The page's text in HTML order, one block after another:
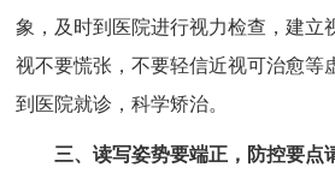
象，及时到医院进行视力检查，建立
视不要慌张，不要轻信近视可治愈等
到医院就诊，科学矫治。
三、读写姿势要端正，防控要点